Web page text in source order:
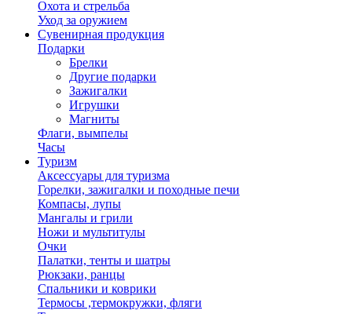
Охота и стрельба
Уход за оружием
Сувенирная продукция
Подарки
Брелки
Другие подарки
Зажигалки
Игрушки
Магниты
Флаги, вымпелы
Часы
Туризм
Аксессуары для туризма
Горелки, зажигалки и походные печи
Компасы, лупы
Мангалы и грили
Ножи и мультитулы
Очки
Палатки, тенты и шатры
Рюкзаки, ранцы
Спальники и коврики
Термосы ,термокружки, фляги